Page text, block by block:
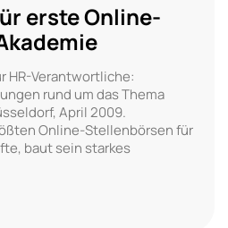
erste Online-
HR-Verantwortliche:
rund um das Thema
April 2009.
Online-Stellenbörsen für
baut sein starkes